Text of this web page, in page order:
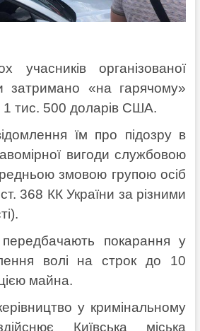
учасників організованої
затримано «на гарячому»
1 тис. 500 доларів США.
їм про підозру в
вигоди службовою
змовою групою осіб
368 КК України за різними
передбачають покарання у
волі на строк до 10
майна.
у кримінальному
Київська міська